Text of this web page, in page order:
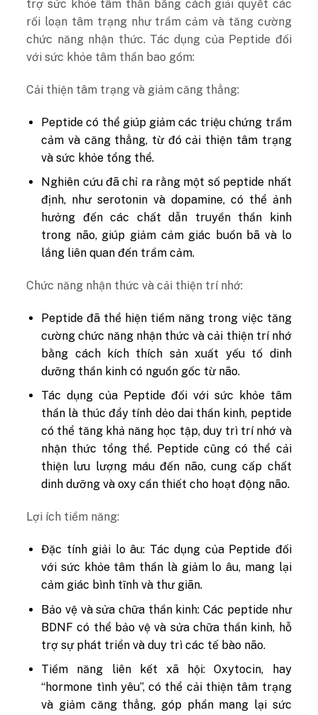
trợ sức khỏe tâm thần bằng cách giải quyết các
rối loạn tâm trạng như trầm cảm và tăng cường
chức năng nhận thức. Tác dụng của Peptide đối
với sức khỏe tâm thần bao gồm:
Cải thiện tâm trạng và giảm căng thẳng:
Peptide có thể giúp giảm các triệu chứng trầm
cảm và căng thẳng, từ đó cải thiện tâm trạng
và sức khỏe tổng thể.
Nghiên cứu đã chỉ ra rằng một số peptide nhất
định, như serotonin và dopamine, có thể ảnh
hưởng đến các chất dẫn truyền thần kinh
trong não, giúp giảm cảm giác buồn bã và lo
lắng liên quan đến trầm cảm.
Chức năng nhận thức và cải thiện trí nhớ:
Peptide đã thể hiện tiềm năng trong việc tăng
cường chức năng nhận thức và cải thiện trí nhớ
bằng cách kích thích sản xuất yếu tố dinh
dưỡng thần kinh có nguồn gốc từ não.
Tác dụng của Peptide đối với sức khỏe tâm
thần là thúc đẩy tính dẻo dai thần kinh, peptide
có thể tăng khả năng học tập, duy trì trí nhớ và
nhận thức tổng thể. Peptide cũng có thể cải
thiện lưu lượng máu đến não, cung cấp chất
dinh dưỡng và oxy cần thiết cho hoạt động não.
Lợi ích tiềm năng:
Đặc tính giải lo âu: Tác dụng của Peptide đối
với sức khỏe tâm thần là giảm lo âu, mang lại
cảm giác bình tĩnh và thư giãn.
Bảo vệ và sửa chữa thần kinh: Các peptide như
BDNF có thể bảo vệ và sửa chữa thần kinh, hỗ
trợ sự phát triển và duy trì các tế bào não.
Tiềm năng liên kết xã hội: Oxytocin, hay
“hormone tình yêu”, có thể cải thiện tâm trạng
và giảm căng thẳng, góp phần mang lại sức